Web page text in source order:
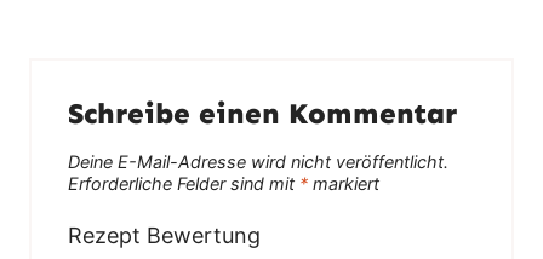
Schreibe einen Kommentar
Deine E-Mail-Adresse wird nicht veröffentlicht.
Erforderliche Felder sind mit * markiert
Rezept Bewertung